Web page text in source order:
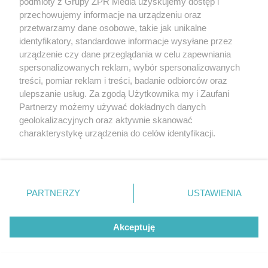
mogę w dobry sposób wykorzystać tę wiedzę - tam,
gdzie jest to możliwe, ograniczać zużycie energii, nie
sprawiając, że to jest krępujące czy dolegliwe dla
domowników. Szczegółowe dane o uzyskach energii i
zużyciu oraz łatwość dostępu do tych danych to duża
frajda.
przechowujemy informacje na urządzeniu oraz
przetwarzamy dane osobowe, takie jak unikalne
identyfikatory, standardowe informacje wysyłane przez
urządzenie czy dane przeglądania w celu zapewniania
spersonalizowanych reklam, wybór spersonalizowanych
treści, pomiar reklam i treści, badanie odbiorców oraz
ulepszanie usług. Za zgodą Użytkownika my i Zaufani
Partnerzy możemy używać dokładnych danych
geolokalizacyjnych oraz aktywnie skanować
charakterystykę urządzenia do celów identyfikacji.
zmienić/wycofać klikając przycisk ustawień prywatności
znajdujący się w lewym dolnym rogu strony
rodzaje przetwarzania danych nie wymagają zgody
użytkownika, ale masz prawo sprzeciwić się takiemu
przetwarzaniu. Preferencje będą miały zastosowanie tylko
PARTNERZY USTAWIENIA
Akceptuję